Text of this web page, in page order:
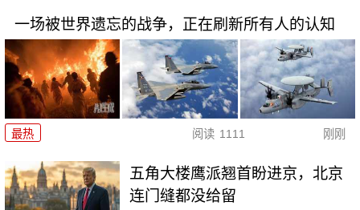
一场被世界遗忘的战争，正在刷新所有人的认知
最热 阅读 1111 刚刚
五角大楼鹰派翘首盼进京，北京
连门缝都没给留